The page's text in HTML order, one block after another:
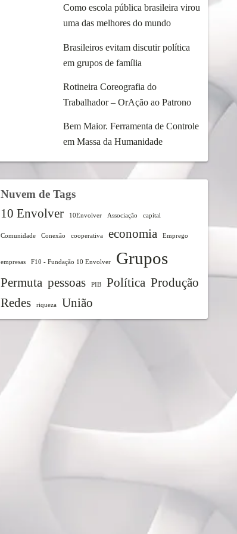
Como escola pública brasileira virou
uma das melhores do mundo
Brasileiros evitam discutir política
em grupos de família
Rotineira Coreografia do
Trabalhador – OrAção ao Patrono
Bem Maior. Ferramenta de Controle
em Massa da Humanidade
Nuvem de Tags
10 Envolver 10Envolver Associação capital
Comunidade Conexão cooperativa economia Emprego
empresas F10 - Fundação 10 Envolver Grupos
Permuta pessoas PIB Política Produção
Redes
riqueza União